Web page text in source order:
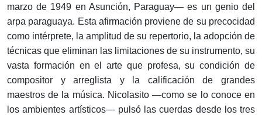
marzo de 1949 en Asunción, Paraguay— es un genio del
arpa paraguaya. Esta afirmación proviene de su precocidad
como intérprete, la amplitud de su repertorio, la adopción de
técnicas que eliminan las limitaciones de su instrumento, su
vasta formación en el arte que profesa, su condición de
compositor y arreglista y la calificación de grandes
maestros de la música. Nicolasito —como se lo conoce en
los ambientes artísticos— pulsó las cuerdas desde los tres